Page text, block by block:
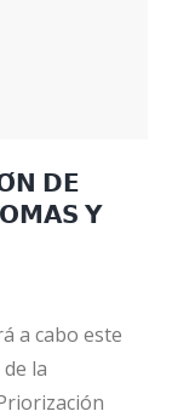
𝗗𝗘
𝗬
a cabo este
la